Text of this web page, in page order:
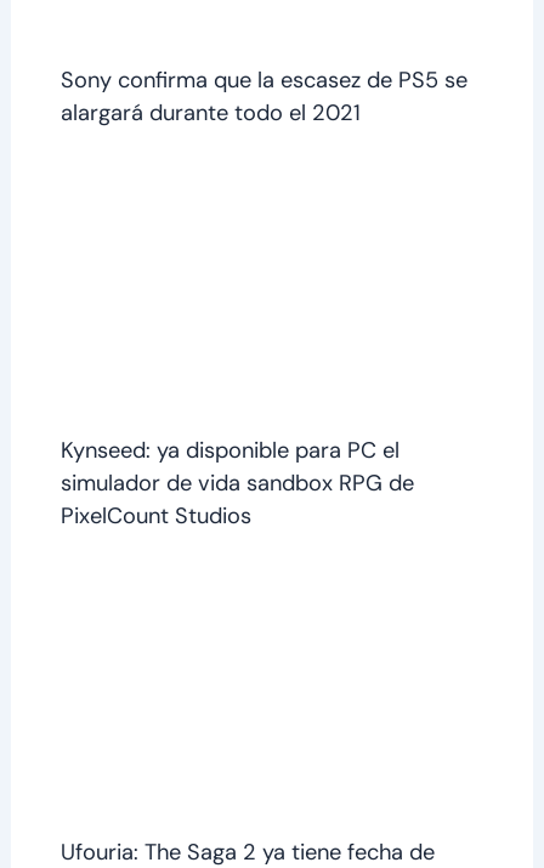
Sony confirma que la escasez de PS5 se
alargará durante todo el 2021
Kynseed: ya disponible para PC el
simulador de vida sandbox RPG de
PixelCount Studios
Ufouria: The Saga 2 ya tiene fecha de